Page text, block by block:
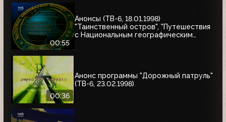
00:55
Анонсы (ТВ-6, 18.01.1998)
"Таинственный остров", "Путешествия
с Национальным географическим
00:36
Анонс программы "Дорожный патруль"
(ТВ-6, 23.02.1998)